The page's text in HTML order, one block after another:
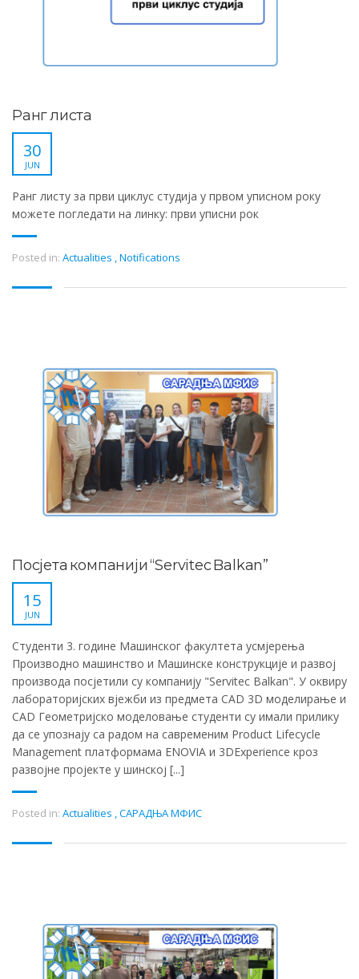
Ранг листа
30
JUN
Ранг листу за први циклус студија у првом уписном року
можете погледати на линку: први уписни рок
Posted in: Actualities ,Notifications
Посјета компанији “Servitec Balkan”
15
JUN
Студенти 3. године Машинског факултета усмјерења
Производно машинство и Машинске конструкције и развој
производа посјетили су компанију "Servitec Balkan". У оквиру
лабораторијских вјежби из предмета CAD 3D моделирање и
CAD Геометријско моделовање студенти су имали прилику
да се упознају са радом на савременим Product Lifecycle
Management платформама ENOVIA и 3DExperience кроз
развојне пројекте у шинској [...]
Posted in: Actualities ,САРАДЊА МФИС